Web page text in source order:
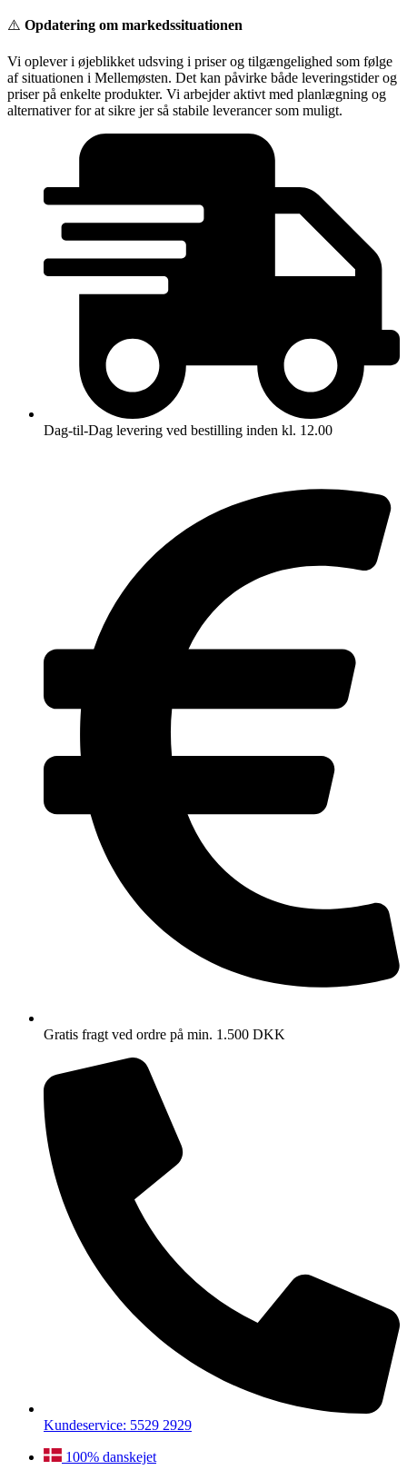
Videre
indhold
⚠️ Opdatering om markedssituationen
Vi oplever i øjeblikket udsving i priser og tilgængelighed som følge
af situationen i Mellemøsten. Det kan påvirke både leveringstider og
priser på enkelte produkter. Vi arbejder aktivt med planlægning og
alternativer for at sikre jer så stabile leverancer som muligt.
Dag-til-Dag levering ved bestilling inden kl. 12.00
Gratis fragt ved ordre på min. 1.500 DKK
Kundeservice: 5529 2929
100% danskejet